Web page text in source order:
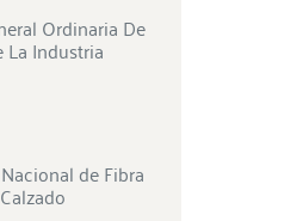
Ordinaria De
La Industria
de Fibra